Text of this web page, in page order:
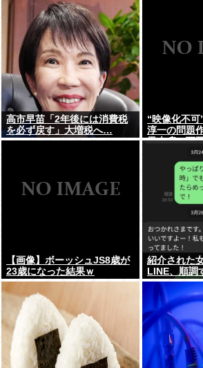
高市早苗「2年後には消費税
を必ず戻す」大増税へ…
“映像化不
淳一の問題
黒木瞳、西
【画像】ボーッシュJS8歳が
23歳になった結果ｗ
紹介された
LINE、順調